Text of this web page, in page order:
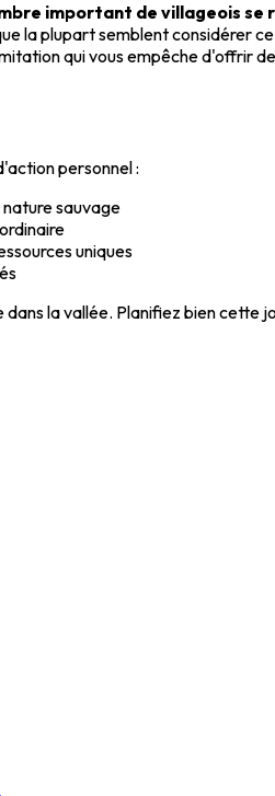
important de villageois
la plupart semblent considérer
qui vous empêche d'offrir
personnel :
sauvage
uniques
la vallée. Planifiez bien cette